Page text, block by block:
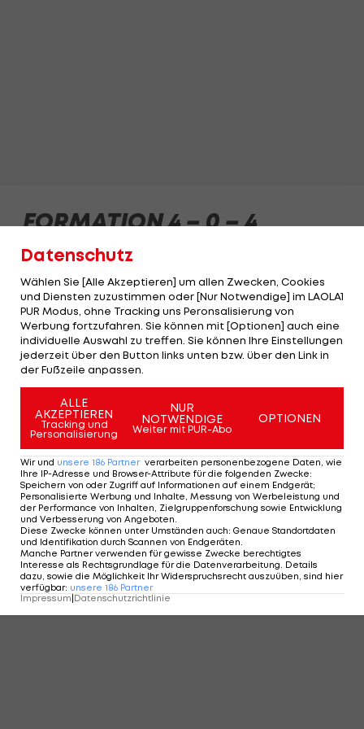
Datenschutz
Wählen Sie [Alle Akzeptieren] um allen Zwecken, Cookies
und Diensten zuzustimmen oder [Nur Notwendige] im LAOLA1
PUR Modus, ohne Tracking uns Peronsalisierung von
Werbung fortzufahren. Sie können mit [Optionen] auch eine
individuelle Auswahl zu treffen. Sie können Ihre Einstellungen
jederzeit über den Button links unten bzw. über den Link in
der Fußzeile anpassen.
ALLE
AKZEPTIEREN
Tracking und
Personalisierung
NUR
NOTWENDIGE
Weiter mit PUR-Abo
OPTIONEN
Wir und unsere 186 Partner verarbeiten personenbezogene Daten, wie
Ihre IP-Adresse und Browser-Attribute für die folgenden Zwecke:
Speichern von oder Zugriff auf Informationen auf einem Endgerät;
Personalisierte Werbung und Inhalte, Messung von Werbeleistung und
der Performance von Inhalten, Zielgruppenforschung sowie Entwicklung
und Verbesserung von Angeboten.
Diese Zwecke können unter Umständen auch: Genaue Standortdaten
und Identifikation durch Scannen von Endgeräten.
Manche Partner verwenden für gewisse Zwecke berechtigtes
Interesse als Rechtsgrundlage für die Datenverarbeitung. Details
dazu, sowie die Möglichkeit Ihr Widerspruchsrecht auszuüben, sind hier
verfügbar: unsere 186 Partner
Impressum Datenschutzrichtlinie